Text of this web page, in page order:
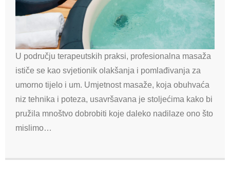
U području terapeutskih praksi, profesionalna masaža
ističe se kao svjetionik olakšanja i pomlađivanja za
umorno tijelo i um. Umjetnost masaže, koja obuhvaća
niz tehnika i poteza, usavršavana je stoljećima kako bi
pružila mnoštvo dobrobiti koje daleko nadilaze ono što
mislimo…